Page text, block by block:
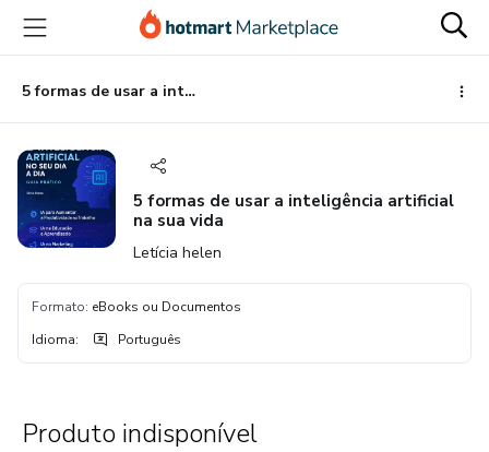
para
conteúdo
principal
para
pagamento
para
rodapé
5 formas de usar a inteligência artificial na sua vida
5 formas de usar a inteligência artificial
na sua vida
Letícia helen
Formato: eBooks ou Documentos
Idioma: Português
Produto indisponível